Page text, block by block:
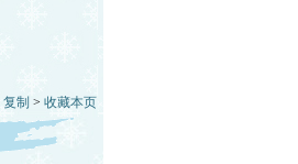
复制 > 收藏本页